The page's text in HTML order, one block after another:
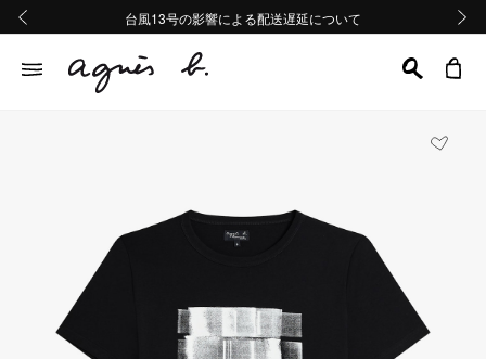
熊本地域地震の影響による配送遅延について
Summer Sale 2buy10%OFF!!
台風13号の影響による配送遅延について
熊本地域地震の影響による配送遅延について
Summer Sale 2buy10%OFF!!